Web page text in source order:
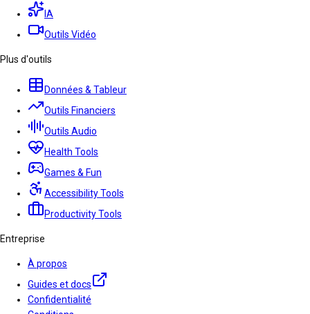
IA
Outils Vidéo
Plus d'outils
Données & Tableur
Outils Financiers
Outils Audio
Health Tools
Games & Fun
Accessibility Tools
Productivity Tools
Entreprise
À propos
Guides et docs
Confidentialité